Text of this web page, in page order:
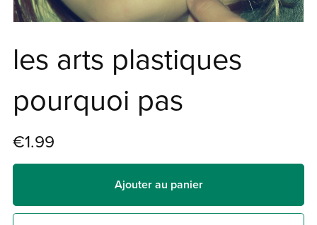
les arts plastiques
pourquoi pas
€1.99
Ajouter au panier